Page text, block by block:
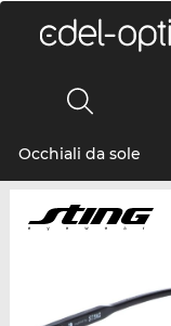
Occhiali da sole